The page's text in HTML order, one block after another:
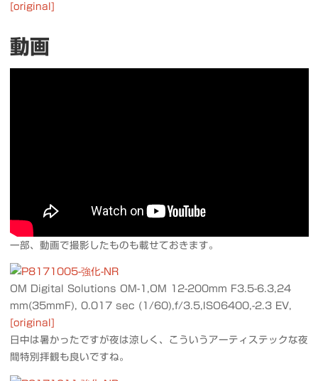
[original]
動画
一部、動画で撮影したものも載せておきます。
OM Digital Solutions OM-1,OM 12-200mm F3.5-6.3,24
mm(35mmF), 0.017 sec (1/60),f/3.5,ISO6400,-2.3 EV,
[original]
日中は暑かったですが夜は涼しく、こういうアーティステックな夜
間特別拝観も良いですね。